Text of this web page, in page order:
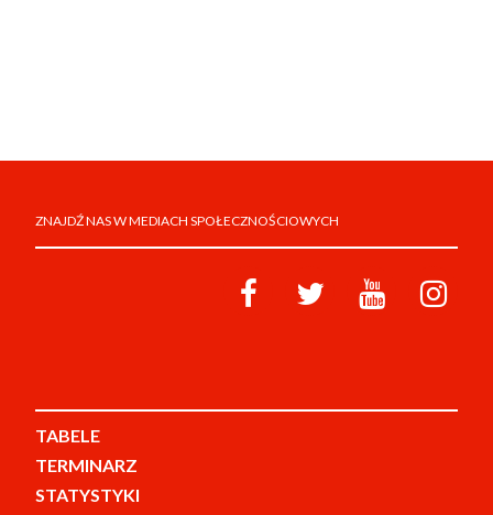
ZNAJDŹ NAS W MEDIACH SPOŁECZNOŚCIOWYCH
TABELE
TERMINARZ
STATYSTYKI